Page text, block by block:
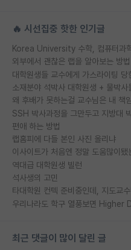
🔥 시선집중 핫한 인기글
외부에서 괜찮은 랩을 알아보는 방
소재분야 석박사 대학원생 + 물박사
편애 하는 방법
랩홈피에 다들 본인 사진 올리냐
이사이트가 처음엔 정말 도움많이됐
역대급 대학원생 빌런
석사생의 고민
최근 댓글이 많이 달린 글